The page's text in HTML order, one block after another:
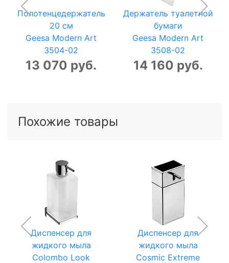
Полотенцедержатель
20 см
Geesa Modern Art
3504-02
13 070 руб.
Держатель туалетной
бумаги
Geesa Modern Art
3508-02
14 160 руб.
Похожие товары
Диспенсер для
жидкого мыла
Colombo Look
Диспенсер для
жидкого мыла
Cosmic Extreme